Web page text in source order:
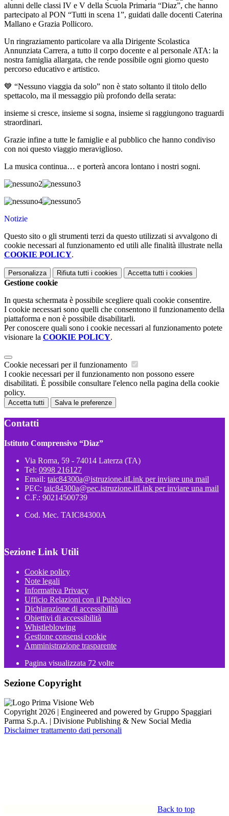
alunni delle classi IV e V della Scuola Primaria “Diaz”, che hanno
partecipato al PON “Tutti in scena 1”, guidati dalle docenti Caterina
Mallano e Grazia Pollicoro.
Un ringraziamento particolare va alla Dirigente Scolastica
Annunziata Carrera, a tutto il corpo docente e al personale ATA: la
nostra famiglia allargata, che rende possibile ogni giorno questo
percorso educativo e artistico.
💙 “Nessuno viaggia da solo” non è stato soltanto il titolo dello
spettacolo, ma il messaggio più profondo della serata:
insieme si cresce, insieme si sogna, insieme si raggiungono traguardi
straordinari.
Grazie infine a tutte le famiglie e al pubblico che hanno condiviso
con noi questo viaggio meraviglioso.
La musica continua… e porterà ancora lontano i nostri sogni.
Notizie
Questo sito o gli strumenti terzi da questo utilizzati si avvalgono di
cookie necessari al funzionamento ed utili alle finalità illustrate nella
COOKIE POLICY.
Personalizza Rifiuta tutti i cookies Accetta tutti i cookies
Gestione cookie
In questa schermata è possibile scegliere quali cookie consentire.
I cookie necessari sono quelli che consentono il funzionamento della
piattaforma e non è possibile disabilitarli.
Per conoscere quali sono i cookie necessari al funzionamento potete
visionare la COOKIE POLICY.
Cookie necessari per il funzionamento
I cookie necessari per il funzionamento non possono essere
disabilitati. È possibile consultare l'elenco nella pagina della cookie
policy.
Accetta tutti Salva le preferenze
Contatti
Istituto Comprensivo “Diaz”
Via Roma, 59 - 74014 Laterza (TA)
Tel: 0998 216127
Email: taic84300a@istruzione.itLink per inviare una mail
PEC: taic84300a@pec.istruzione.itLink per inviare una mail
C.F.: 90214500739
Cod. Mec. TAIC84300A
Sezione Link Utili
Cookie policy
Note legali
Informativa Privacy
Ufficio Relazioni con il Pubblico
Dichiarazione di accessibilità
Obiettivi di accessibilità
Whistleblowing
Gestione consensi cookie
Amministrazione trasparente
Pagina visualizzata 72 volte
Sezione Copyright
Copyright 2026 | Engineered and powered by Gruppo Spaggiari
Parma S.p.A. | Divisione Publishing & New Social Media
Disclaimer trattamento dati personali
Back to top